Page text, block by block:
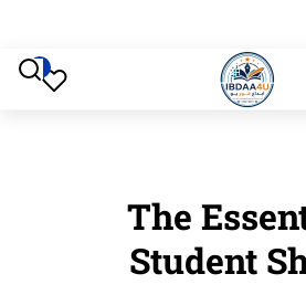
The
Student